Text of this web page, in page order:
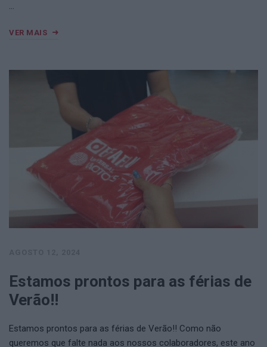
…
VER MAIS
Estamos prontos para as férias de
Verão!!
Estamos prontos para as férias de Verão!! Como não
queremos que falte nada aos nossos colaboradores, este ano